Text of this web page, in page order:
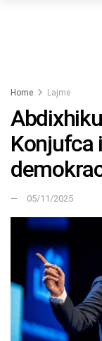
Home Lajme
Konjufca
05/11/2025